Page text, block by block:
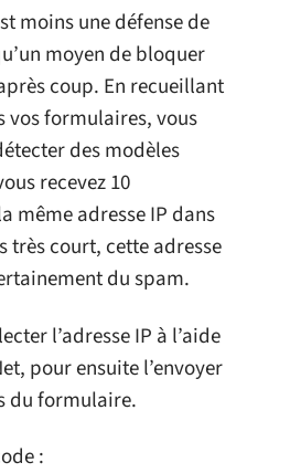
moins une défense de
moyen de bloquer
coup. En recueillant
vos formulaires, vous
des modèles
recevez 10
même adresse IP dans
très court, cette adresse
du spam.
l’adresse IP à l’aide
pour ensuite l’envoyer
du formulaire.
: